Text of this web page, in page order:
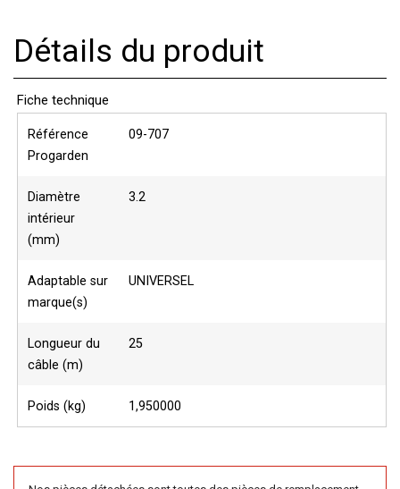
Détails du produit
Fiche technique
Référence
Progarden
09-707
Diamètre
intérieur
(mm)
3.2
Adaptable sur
marque(s)
UNIVERSEL
Longueur du
câble (m)
25
Poids (kg) 1,950000